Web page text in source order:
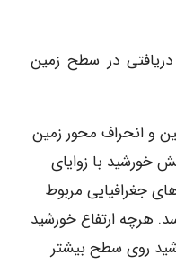
در سطح زمین
و انحراف محور زمین
خورشید با زوایای
جغرافیایی مربوط
هرچه ارتفاع خورشید
روی سطح بیشتر